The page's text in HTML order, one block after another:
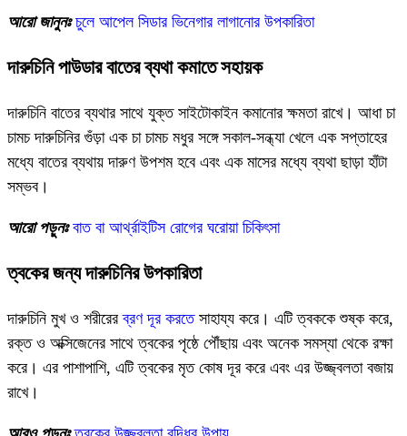
আরো জানুনঃ চুলে আপেল সিডার ভিনেগার লাগানোর উপকারিতা
দারুচিনি পাউডার বাতের ব্যথা কমাতে সহায়ক
দারুচিনি বাতের ব্যথার সাথে যুক্ত সাইটোকাইন কমানোর ক্ষমতা রাখে। আধা চা
চামচ দারুচিনির গুঁড়া এক চা চামচ মধুর সঙ্গে সকাল-সন্ধ্যা খেলে এক সপ্তাহের
মধ্যে বাতের ব্যথায় দারুণ উপশম হবে এবং এক মাসের মধ্যে ব্যথা ছাড়া হাঁটা
সম্ভব।
আরো পড়ুনঃ বাত বা আর্থ্রাইটিস রোগের ঘরোয়া চিকিৎসা
ত্বকের জন্য দারুচিনির উপকারিতা
দারুচিনি মুখ ও শরীরেরব্রণ দূর করতেসাহায্য করে। এটি ত্বককে শুষ্ক করে,
রক্ত ​​ও অক্সিজেনের সাথে ত্বকের পৃষ্ঠে পৌঁছায় এবং অনেক সমস্যা থেকে রক্ষা
করে। এর পাশাপাশি, এটি ত্বকের মৃত কোষ দূর করে এবং এর উজ্জ্বলতা বজায়
রাখে।